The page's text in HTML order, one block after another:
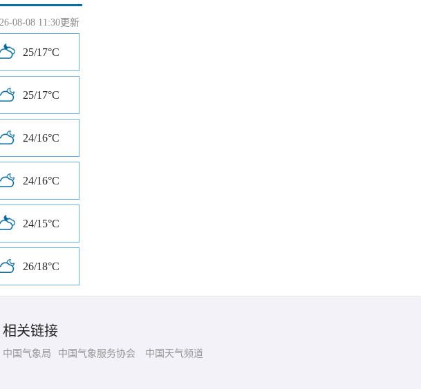
08-08 11:30更新
25/17°C
25/17°C
24/16°C
24/16°C
24/15°C
26/18°C
相关链接
中国气象局 中国气象服务协会 中国天气频道